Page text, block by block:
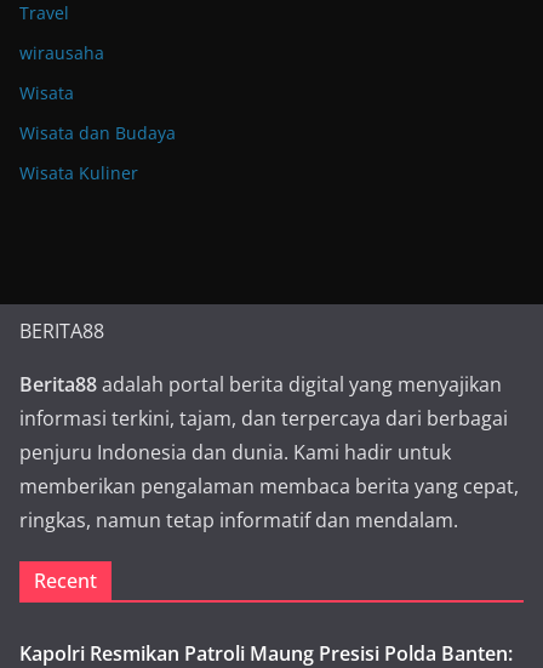
Travel
wirausaha
Wisata
Wisata dan Budaya
Wisata Kuliner
BERITA88
Berita88adalah portal berita digital yang menyajikan
informasi terkini, tajam, dan terpercaya dari berbagai
penjuru Indonesia dan dunia. Kami hadir untuk
memberikan pengalaman membaca berita yang cepat,
ringkas, namun tetap informatif dan mendalam.
Recent
Kapolri Resmikan Patroli Maung Presisi Polda Banten: